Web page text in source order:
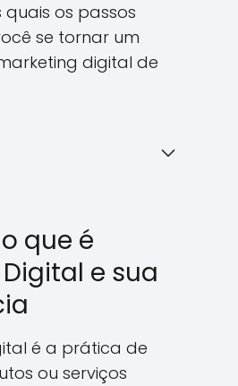
os passos
se tornar um
digital de
que é
e sua
é a prática de
ou serviços